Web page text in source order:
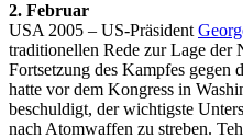
2. Februar
USA 2005 – US-Präsident
traditionellen Rede zur Lage der
Fortsetzung des Kampfes gegen
hatte vor dem Kongress in
beschuldigt, der wichtigste
nach Atomwaffen zu streben.